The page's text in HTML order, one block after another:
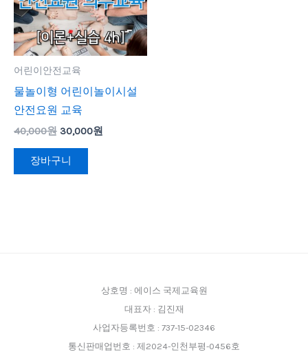
어린이안전교육
물놀이형 어린이놀이시설
안전요원 교육
40,000원 30,000원
장바구니
상호명 : 에이스 국제교육원
대표자 : 김진재
사업자등록번호 : 737-15-02346
통신판매업번호 : 제2024-인천부평-0456호